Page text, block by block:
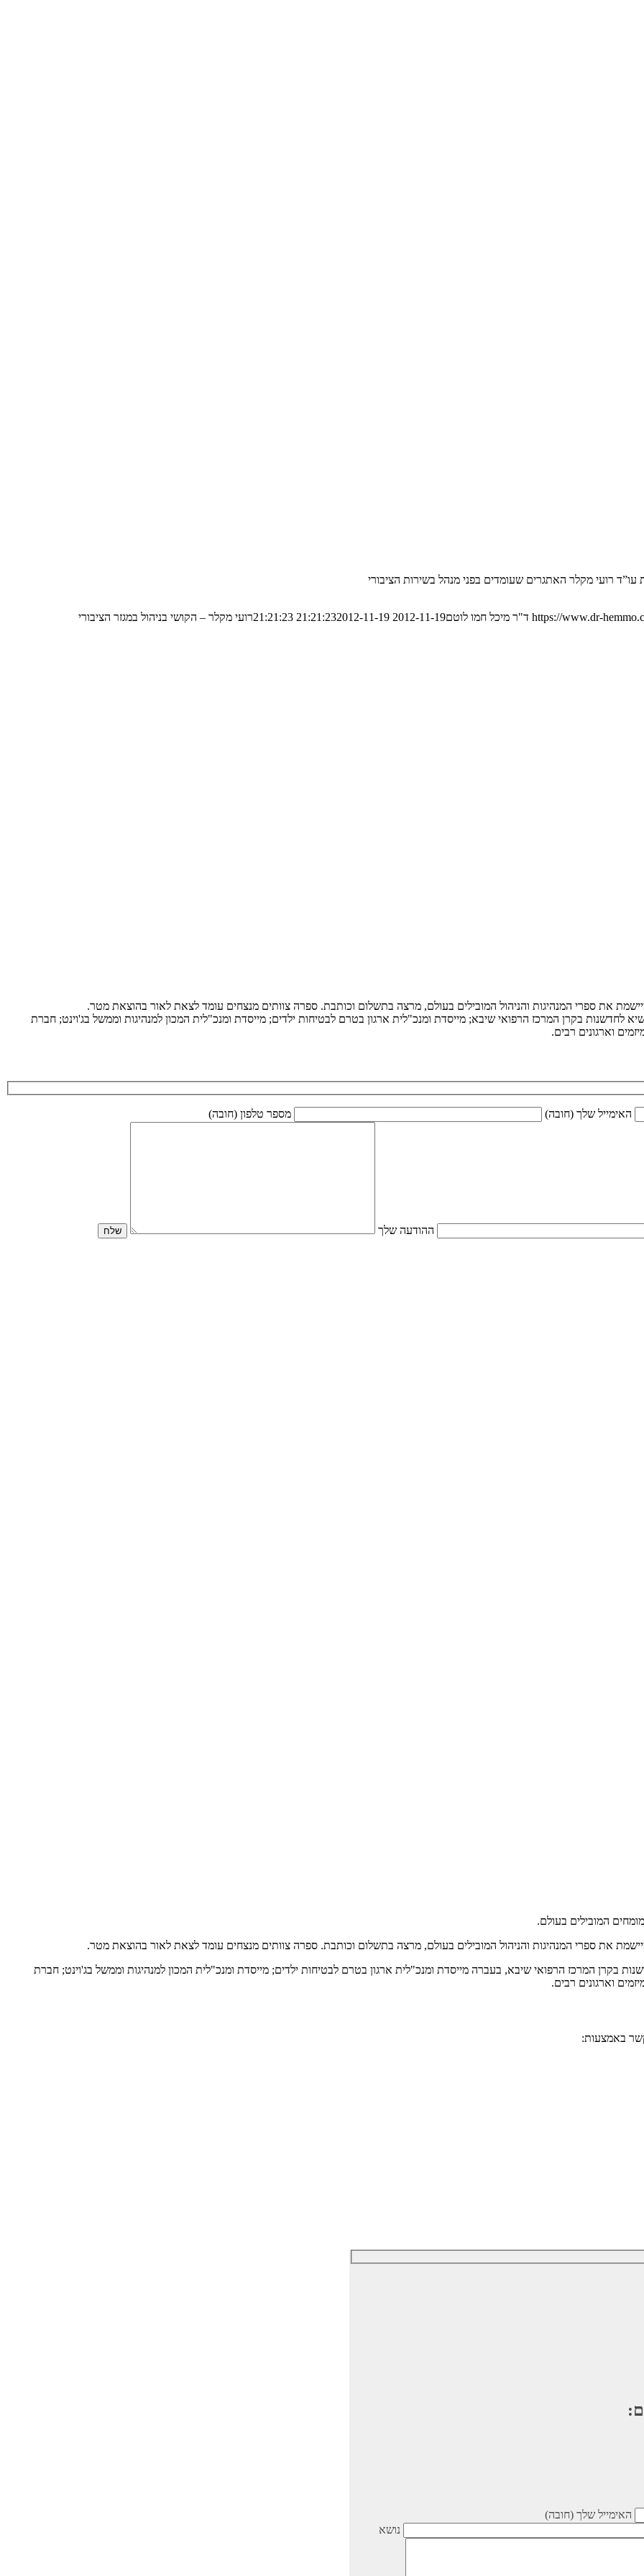
רועי מקלר האתגרים שעומדים בפני מנהל בשירות הציבורי
https://www.dr- ד"ר מיכל חמו לוטם2012-11-19 21:21:23
2012-11-19 21:21:23 רועי מקלר – הקושי בניהול במגזר הציבורי
את ספרי המנהיגות והניהול המובילים בעולם, מרצה בתשלום וכותבת. ספרה צוותים מנצחים עומד לצאת לאור בהוצאת מטר.
לחדשנות בקרן המרכז הרפואי שיבא; מייסדת ומנכ"לית ארגון בטרם לבטיחות ילדים; מייסדת ומנכ"לית המכון למנהיגות וממשל בג'וינט; חברת
וארגונים רבים.
האימייל שלך (חובה) מספר טלפון (חובה)
ההודעה שלך
המובילים בעולם.
את ספרי המנהיגות והניהול המובילים בעולם, מרצה בתשלום וכותבת. ספרה צוותים מנצחים עומד לצאת לאור בהוצאת מטר.
בקרן המרכז הרפואי שיבא, בעברה מייסדת ומנכ"לית ארגון בטרם לבטיחות ילדים; מייסדת ומנכ"לית המכון למנהיגות וממשל בג'וינט; חברת
וארגונים רבים.
באמצעות:
האימייל שלך (חובה)
נושא